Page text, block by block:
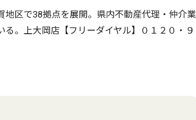
区で38拠点を展開。県内不動産代理・仲介業
。上大岡店【フリーダイヤル】０１２０・９